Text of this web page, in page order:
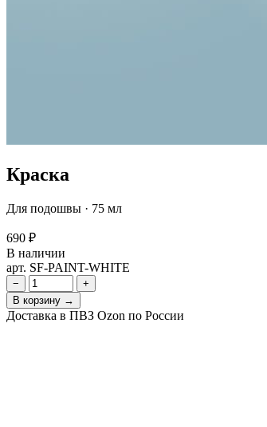
Краска
Для подошвы · 75 мл
690 ₽
В наличии
арт. SF-PAINT-WHITE
−
+
В корзину →
Доставка в ПВЗ Ozon по России